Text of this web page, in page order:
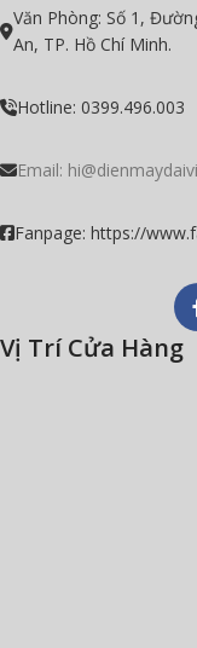
Văn Phòng: Số 1,
An, TP. Hồ Chí Minh.
Hotline: 0399.496.003
Email:
Fanpage: https://
Vị Trí Cửa Hàng